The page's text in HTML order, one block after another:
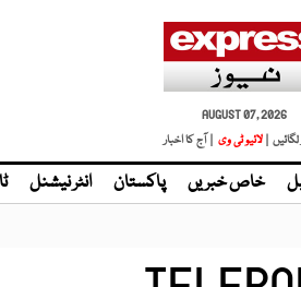
AUGUST 07, 2026
| لائیو ٹی وی | آج کا اخبار
خاص خبریں پاکستان انٹر نیشنل